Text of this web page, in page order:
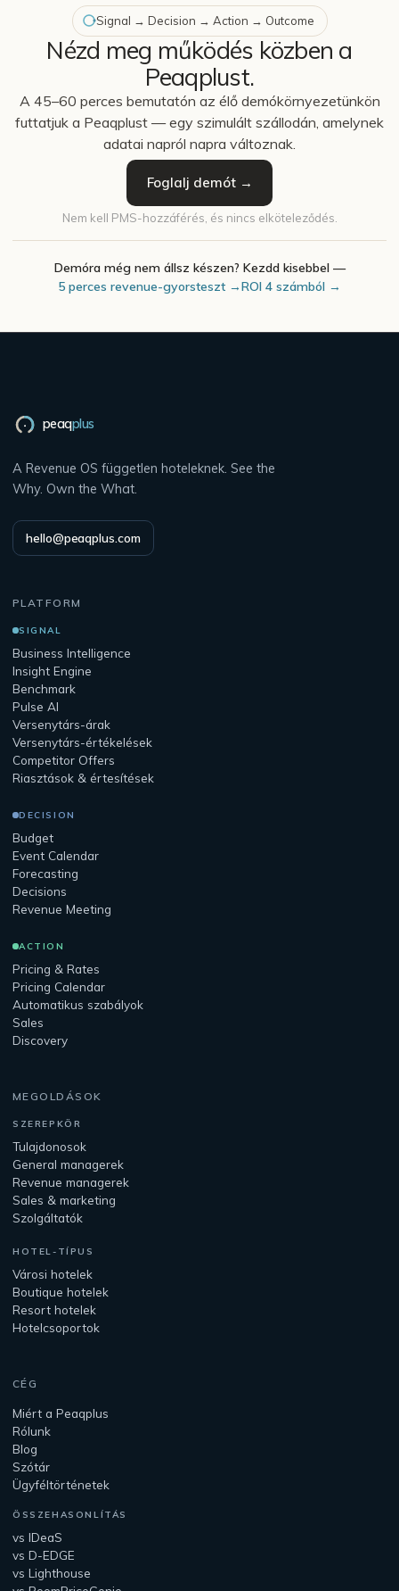
Signal → Decision → Action → Outcome
Nézd meg működés közben a
Peaqplust.
A 45–60 perces bemutatón az élő demókörnyezetünkön
futtatjuk a Peaqplust — egy szimulált szállodán, amelynek
adatai napról napra változnak.
Foglalj demót →
Nem kell PMS-hozzáférés, és nincs elköteleződés.
Demóra még nem állsz készen? Kezdd kisebbel —
5 perces revenue-gyorsteszt →ROI 4 számból →
peaqplus
A Revenue OS független hoteleknek. See the
Why. Own the What.
hello@peaqplus.com
PLATFORM
SIGNAL
Business Intelligence
Insight Engine
Benchmark
Pulse AI
Versenytárs-árak
Versenytárs-értékelések
Competitor Offers
Riasztások & értesítések
DECISION
Budget
Event Calendar
Forecasting
Decisions
Revenue Meeting
ACTION
Pricing & Rates
Pricing Calendar
Automatikus szabályok
Sales
Discovery
MEGOLDÁSOK
SZEREPKÖR
Tulajdonosok
General managerek
Revenue managerek
Sales & marketing
Szolgáltatók
HOTEL-TÍPUS
Városi hotelek
Boutique hotelek
Resort hotelek
Hotelcsoportok
CÉG
Miért a Peaqplus
Rólunk
Blog
Szótár
Ügyféltörténetek
ÖSSZEHASONLÍTÁS
vs IDeaS
vs D-EDGE
vs Lighthouse